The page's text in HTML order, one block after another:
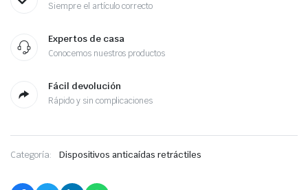
Siempre el artículo correcto
Expertos de casa
Conocemos nuestros productos
Fácil devolución
Rápido y sin complicaciones
Categoría: Dispositivos anticaídas retráctiles